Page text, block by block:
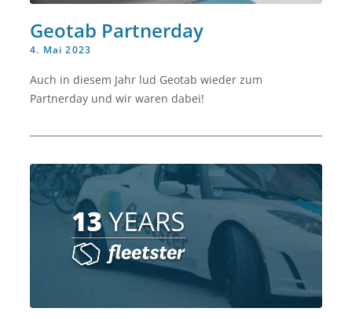
Geotab Partnerday
4. Mai 2023
Auch in diesem Jahr lud Geotab wieder zum
Partnerday und wir waren dabei!